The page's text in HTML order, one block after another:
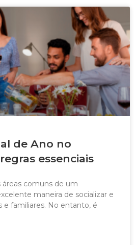
de Ano no
essenciais
áreas comuns de um
maneira de socializar e
e familiares. No entanto, é